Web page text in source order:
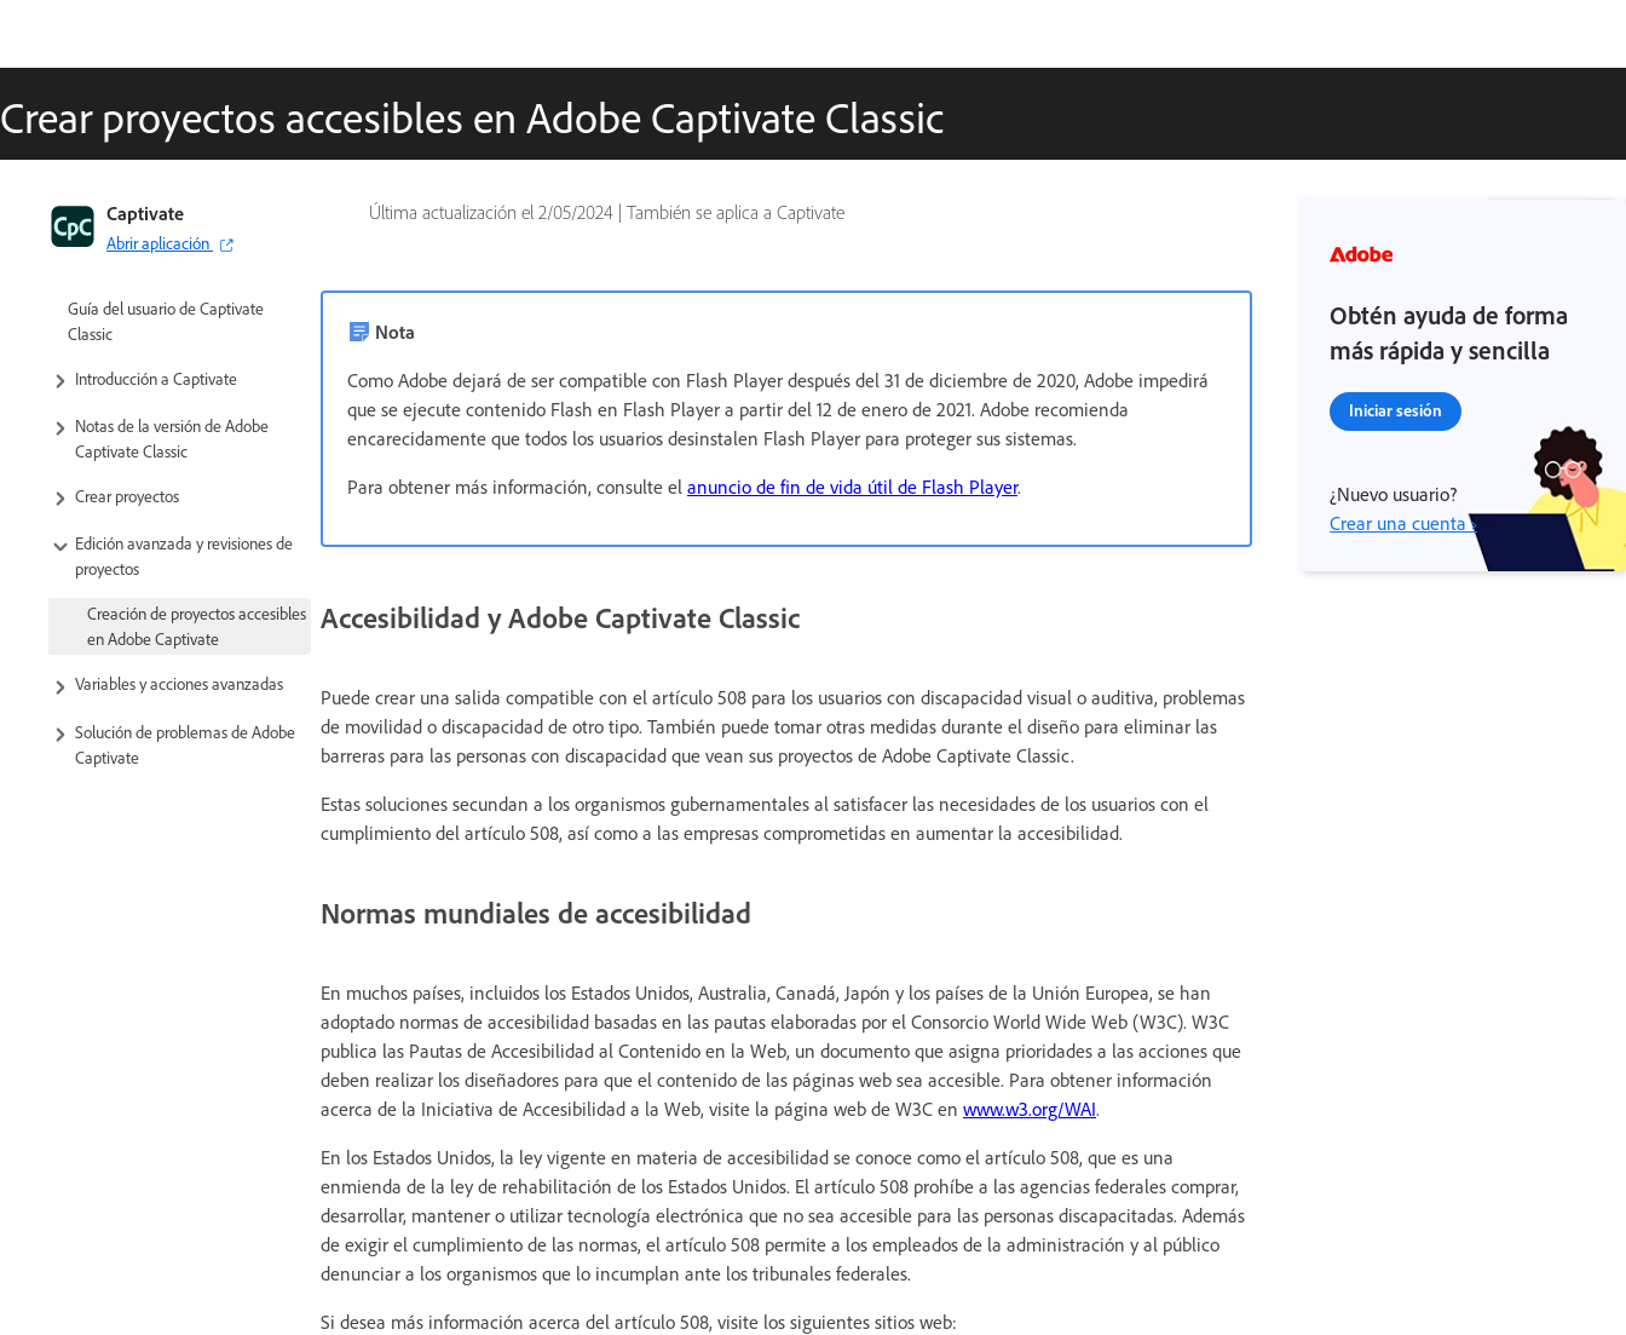
Crear proyectos accesibles en Adobe Captivate Classic
Última actualización el 2/05/2024 | También se aplica a Captivate
Captivate
Abrir aplicación
Guía del usuario de Captivate
Classic
Introducción a Captivate
Notas de la versión de Adobe
Captivate Classic
Crear proyectos
Edición avanzada y revisiones de
proyectos
Creación de proyectos accesibles
en Adobe Captivate
Variables y acciones avanzadas
Solución de problemas de Adobe
Captivate
Nota
Como Adobe dejará de ser compatible con Flash Player después del 31 de diciembre de 2020, Adobe impedirá
que se ejecute contenido Flash en Flash Player a partir del 12 de enero de 2021. Adobe recomienda
encarecidamente que todos los usuarios desinstalen Flash Player para proteger sus sistemas.
Para obtener más información, consulte el anuncio de fin de vida útil de Flash Player.
Accesibilidad y Adobe Captivate Classic
Puede crear una salida compatible con el artículo 508 para los usuarios con discapacidad visual o auditiva, problemas
de movilidad o discapacidad de otro tipo. También puede tomar otras medidas durante el diseño para eliminar las
barreras para las personas con discapacidad que vean sus proyectos de Adobe Captivate Classic.
Estas soluciones secundan a los organismos gubernamentales al satisfacer las necesidades de los usuarios con el
cumplimiento del artículo 508, así como a las empresas comprometidas en aumentar la accesibilidad.
Normas mundiales de accesibilidad
En muchos países, incluidos los Estados Unidos, Australia, Canadá, Japón y los países de la Unión Europea, se han
adoptado normas de accesibilidad basadas en las pautas elaboradas por el Consorcio World Wide Web (W3C). W3C
publica las Pautas de Accesibilidad al Contenido en la Web, un documento que asigna prioridades a las acciones que
deben realizar los diseñadores para que el contenido de las páginas web sea accesible. Para obtener información
acerca de la Iniciativa de Accesibilidad a la Web, visite la página web de W3C en www.w3.org/WAI.
En los Estados Unidos, la ley vigente en materia de accesibilidad se conoce como el artículo 508, que es una
enmienda de la ley de rehabilitación de los Estados Unidos. El artículo 508 prohíbe a las agencias federales comprar,
desarrollar, mantener o utilizar tecnología electrónica que no sea accesible para las personas discapacitadas. Además
de exigir el cumplimiento de las normas, el artículo 508 permite a los empleados de la administración y al público
denunciar a los organismos que lo incumplan ante los tribunales federales.
Si desea más información acerca del artículo 508, visite los siguientes sitios web:
Obtén ayuda de forma
más rápida y sencilla
Iniciar sesión
¿Nuevo usuario?
Crear una cuenta ›